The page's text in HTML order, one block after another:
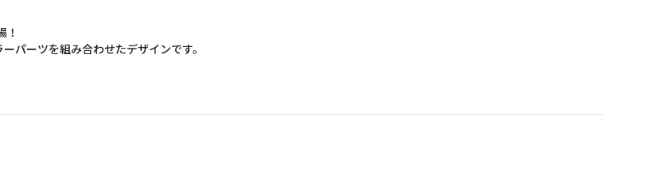
パーツを組み合わせたデザインです。